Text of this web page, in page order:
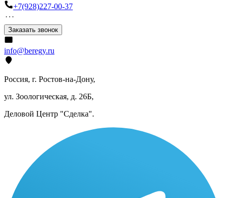
+7(928)227-00-37
Заказать звонок
info@beregy.ru
Россия, г. Ростов-на-Дону,
ул. Зоологическая, д. 26Б,
Деловой Центр "Сделка".